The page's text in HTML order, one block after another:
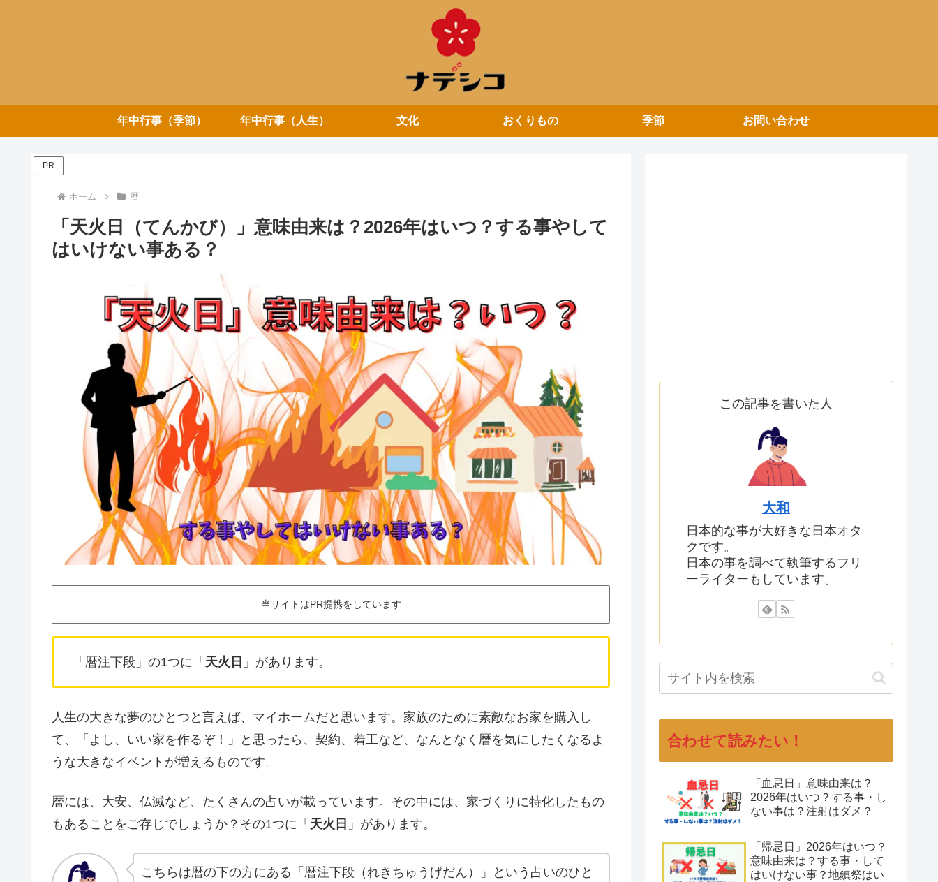
年中行事（季節） 年中行事（人生） 文化 おくりもの 季節 お問い合わせ
PR
ホーム 暦
「天火日（てんかび）」意味由来は？2026年はいつ？する事やして
はいけない事ある？
当サイトはPR提携をしています
「暦注下段」の1つに「 天火日 」があります。
人生の大きな夢のひとつと言えば、マイホームだと思います。家族のために素敵なお家を購入し
て、「よし、いい家を作るぞ！」と思ったら、契約、着工など、なんとなく暦を気にしたくなるよ
うな大きなイベントが増えるものです。
暦には、大安、仏滅など、たくさんの占いが載っています。その中には、家づくりに特化したもの
もあることをご存じでしょうか？その1つに「 天火日 」があります。
こちらは暦の下の方にある「暦注下段（れきちゅうげだん）」という占いのひと
この記事を書いた人
大和
日本的な事が大好きな日本オタ
クです。
日本の事を調べて執筆するフリ
ーライターもしています。
合わせて読みたい！
「血忌日」意味由来は？
2026年はいつ？する事・し
ない事は？注射はダメ？
「帰忌日」2026年はいつ？
意味由来は？する事・して
はいけない事？地鎮祭はい